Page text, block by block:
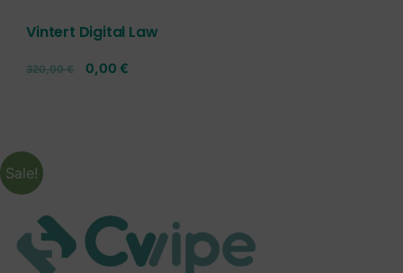
Vintert Digital Law
320,00€ 0,00 €
Sale!